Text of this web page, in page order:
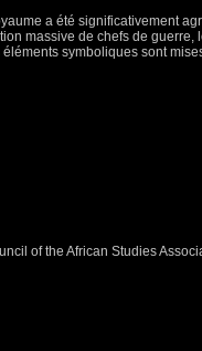
a été significativement
massive de chefs de guerre,
symboliques sont
of the African Studies